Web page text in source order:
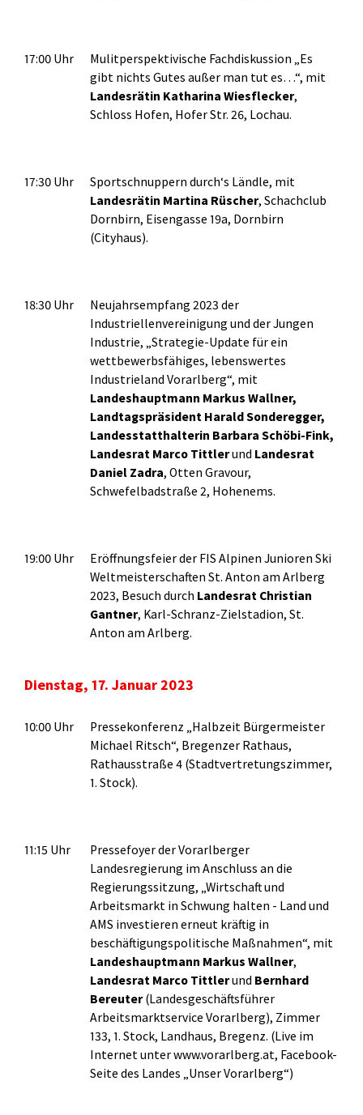
17:00 Uhr
Mulitperspektivische Fachdiskussion „Es
gibt nichts Gutes außer man tut es…“, mit
Landesrätin Katharina Wiesflecker,
Schloss Hofen, Hofer Str. 26, Lochau.
17:30 Uhr
Sportschnuppern durch‘s Ländle, mit
Landesrätin Martina Rüscher, Schachclub
Dornbirn, Eisengasse 19a, Dornbirn
(Cityhaus).
18:30 Uhr
Neujahrsempfang 2023 der
Industriellenvereinigung und der Jungen
Industrie, „Strategie-Update für ein
wettbewerbsfähiges, lebenswertes
Industrieland Vorarlberg“, mit
Landeshauptmann Markus Wallner,
Landtagspräsident Harald Sonderegger,
Landesstatthalterin Barbara Schöbi-Fink,
Landesrat Marco Tittlerund Landesrat
Daniel Zadra, Otten Gravour,
Schwefelbadstraße 2, Hohenems.
19:00 Uhr
Eröffnungsfeier der FIS Alpinen Junioren Ski
Weltmeisterschaften St. Anton am Arlberg
2023, Besuch durch Landesrat Christian
Gantner, Karl-Schranz-Zielstadion, St.
Anton am Arlberg.
Dienstag, 17. Januar 2023
10:00 Uhr
Pressekonferenz „Halbzeit Bürgermeister
Michael Ritsch“, Bregenzer Rathaus,
Rathausstraße 4 (Stadtvertretungszimmer,
1. Stock).
11:15 Uhr
Pressefoyer der Vorarlberger
Landesregierung im Anschluss an die
Regierungssitzung, „Wirtschaft und
Arbeitsmarkt in Schwung halten - Land und
AMS investieren erneut kräftig in
beschäftigungspolitische Maßnahmen“, mit
Landeshauptmann Markus Wallner,
Landesrat Marco Tittlerund Bernhard
Bereuter(Landesgeschäftsführer
Arbeitsmarktservice Vorarlberg), Zimmer
133, 1. Stock, Landhaus, Bregenz. (Live im
Internet unter www.vorarlberg.at, Facebook-
Seite des Landes „Unser Vorarlberg“)